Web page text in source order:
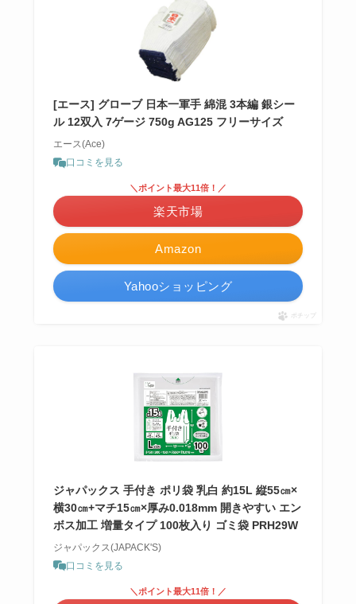
[エース] グローブ 日本一軍手 綿混 3本編 銀シー
ル 12双入 7ゲージ 750g AG125 フリーサイズ
エース(Ace)
口コミを見る
Amazon
＼ポイント最大11倍！／
楽天市場
Yahooショッピング
ポチップ
ジャパックス 手付き ポリ袋 乳白 約15L 縦55㎝×
横30㎝+マチ15㎝×厚み0.018mm 開きやすい エン
ボス加工 増量タイプ 100枚入り ゴミ袋 PRH29W
ジャパックス(JAPACK'S)
口コミを見る
＼ポイント最大11倍！／